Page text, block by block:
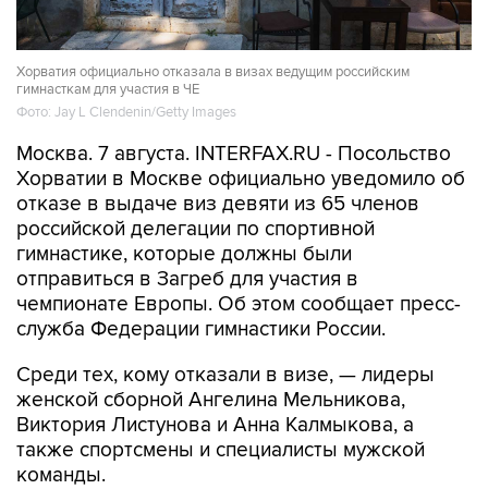
Хорватия официально отказала в визах ведущим российским
гимнасткам для участия в ЧЕ
Фото: Jay L Clendenin/Getty Images
Москва. 7 августа. INTERFAX.RU - Посольство
Хорватии в Москве официально уведомило об
отказе в выдаче виз девяти из 65 членов
российской делегации по спортивной
гимнастике, которые должны были
отправиться в Загреб для участия в
чемпионате Европы. Об этом сообщает пресс-
служба Федерации гимнастики России.
Среди тех, кому отказали в визе, — лидеры
женской сборной Ангелина Мельникова,
Виктория Листунова и Анна Калмыкова, а
также спортсмены и специалисты мужской
команды.